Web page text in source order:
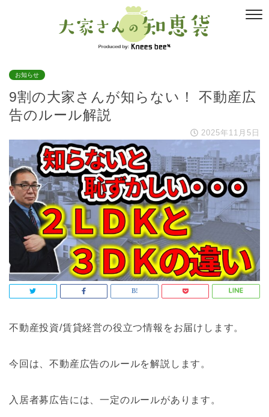
お知らせ
9割の大家さんが知らない！ 不動産広
告のルール解説
2025年11月5日
不動産投資/賃貸経営の役立つ情報をお届けします。
今回は、不動産広告のルールを解説します。
入居者募広告には、一定のルールがあります。